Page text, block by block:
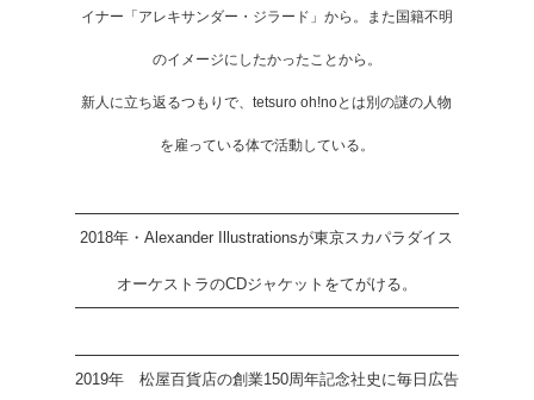
イナー「アレキサンダー・ジラード」から。また国籍不明
のイメージにしたかったことから。
新人に立ち返るつもりで、tetsuro oh!noとは別の謎の人物
を雇っている体で活動している。
2018年・Alexander Illustrationsが東京スカパラダイス
オーケストラのCDジャケットをてがける。
2019年 松屋百貨店の創業150周年記念社史に毎日広告